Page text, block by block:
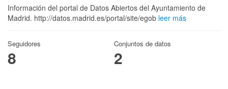
Información del portal de Datos Abiertos del Ayuntamiento de
Madrid. http://datos.madrid.es/portal/site/egob leer más
Seguidores
8
Conjuntos de datos
2